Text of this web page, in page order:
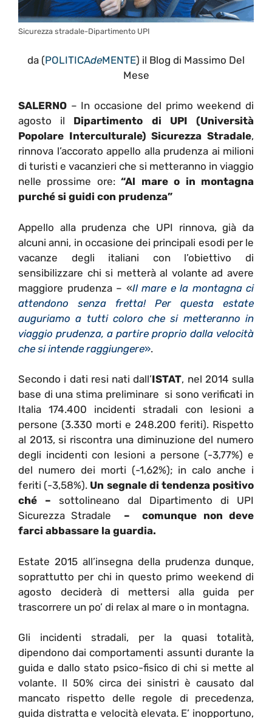
Sicurezza stradale-Dipartimento UPI
da (POLITICAdeMENTE) il Blog di Massimo Del
Mese
SALERNO – In occasione del primo weekend di
agosto il Dipartimento di UPI (Università
Popolare Interculturale) Sicurezza Stradale,
rinnova l’accorato appello alla prudenza ai milioni
di turisti e vacanzieri che si metteranno in viaggio
nelle prossime ore:“Al mare o in montagna
purché si guidi con prudenza”
Appello alla prudenza che UPI rinnova, già da
alcuni anni, in occasione dei principali esodi per le
vacanze degli italiani con l’obiettivo di
sensibilizzare chi si metterà al volante ad avere
maggiore prudenza – «Il mare e la montagna ci
attendono senza fretta! Per questa estate
auguriamo a tutti coloro che si metteranno in
viaggio prudenza, a partire proprio dalla velocità
che si intende raggiungere».
Secondo i dati resi nati dall’ISTAT, nel 2014 sulla
base di una stima preliminare si sono verificati in
Italia 174.400 incidenti stradali con lesioni a
persone (3.330 morti e 248.200 feriti). Rispetto
al 2013, si riscontra una diminuzione del numero
degli incidenti con lesioni a persone (-3,77%) e
del numero dei morti (-1,62%); in calo anche i
feriti (-3,58%). Un segnale di tendenza positivo
ché – sottolineano dal Dipartimento di UPI
Sicurezza Stradale
– comunque non deve
farci abbassare la guardia.
Estate 2015 all’insegna della prudenza dunque,
soprattutto per chi in questo primo weekend di
agosto deciderà di mettersi alla guida per
trascorrere un po’ di relax al mare o in montagna.
Gli incidenti stradali, per la quasi totalità,
dipendono dai comportamenti assunti durante la
guida e dallo stato psico-fisico di chi si mette al
volante. Il 50% circa dei sinistri è causato dal
mancato rispetto delle regole di precedenza,
guida distratta e velocità elevata. E’ inopportuno,